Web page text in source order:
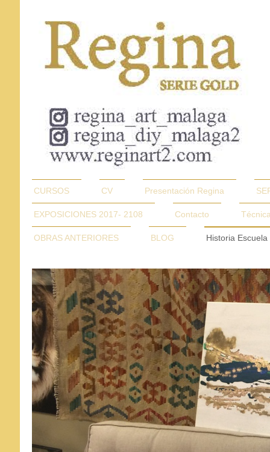
CURSOS CV Presentación Regina
EXPOSICIONES 2017- 2108 Contacto
OBRAS ANTERIORES BLOG Historia